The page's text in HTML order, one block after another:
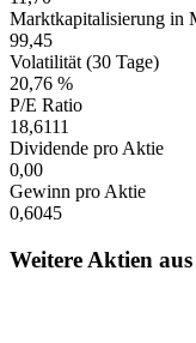
Marktkapitalisierung in
99,45
Volatilität (30 Tage)
20,76 %
P/E Ratio
18,6111
Dividende pro Aktie
0,00
Gewinn pro Aktie
0,6045
Weitere Aktien